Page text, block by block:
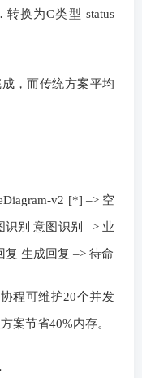
转换为C类型 status
，而传统方案平均
v2 [*] –> 空
识别 意图识别 –> 业
复 生成回复 –> 待命
程可维护20个并发
案节省40%内存。